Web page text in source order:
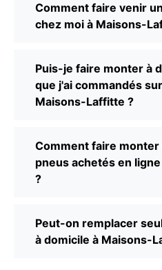
Comment faire venir
chez moi à Maisons-
Puis-je faire monter à
que j'ai commandés
Maisons-Laffitte ?
Comment faire monter
pneus achetés en
?
Peut-on remplacer
à domicile à Maisons-